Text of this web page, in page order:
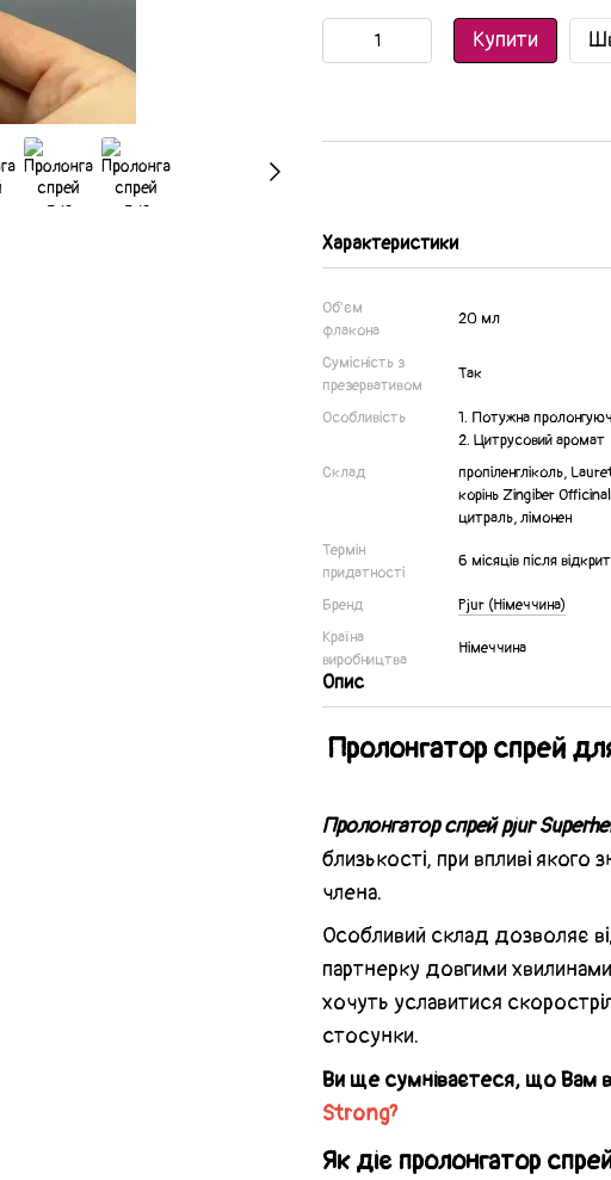
Купити
Характеристики
Об'єм
флакона
20 мл
Сумісність з
презервативом
Так
Особливість
1. Потужна
2. Цитрусовий аромат
Склад
пропіленгліколь,
корінь Zingiber
цитраль, лімонен
Термін
придатності
6 місяців після
Бренд
Pjur (Німеччина)
Країна
виробництва
Німеччина
Опис
Пролонгатор спрей
Пролонгатор спрей pjur
близькості, при впливі якого
члена.
Особливий склад дозволяє
партнерку довгими
хочуть уславитися
стосунки.
Ви ще сумніваєтеся, що Вам
Strong?
Як діє пролонгатор